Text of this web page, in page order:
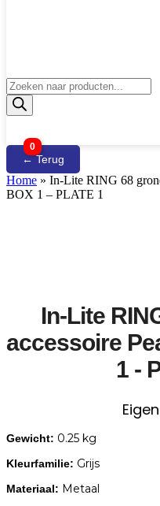
Producten
zoeken
0
← Terug
Home » In-Lite RING 68
BOX 1 – PLATE 1
In-Lite
accessoire
1 -
Gewicht: 0.25 kg
Kleurfamilie: Grijs
Materiaal: Metaal